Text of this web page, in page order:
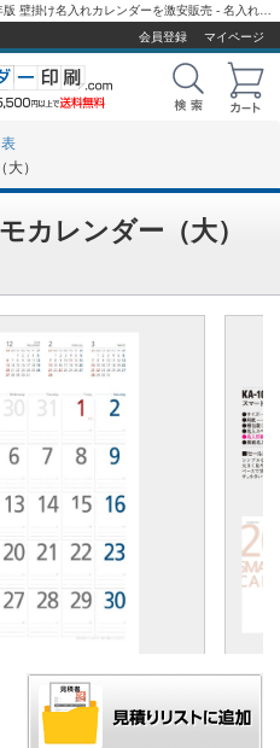
会員登録
マイページ
）
カレンダー（大）